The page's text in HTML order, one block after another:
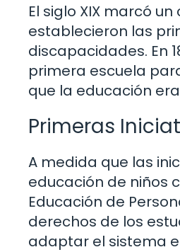
El siglo XIX marcó
establecieron las
discapacidades. En
primera escuela
que la educación
Primeras
A medida que las
educación de niños
Educación de
derechos de los
adaptar el sistema